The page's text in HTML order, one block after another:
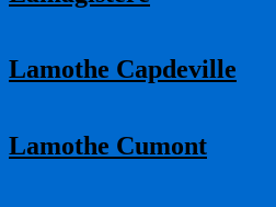
Lamothe Capdeville
Lamothe Cumont